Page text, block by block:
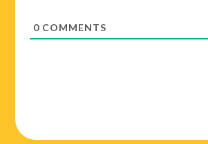
0 COMMENTS